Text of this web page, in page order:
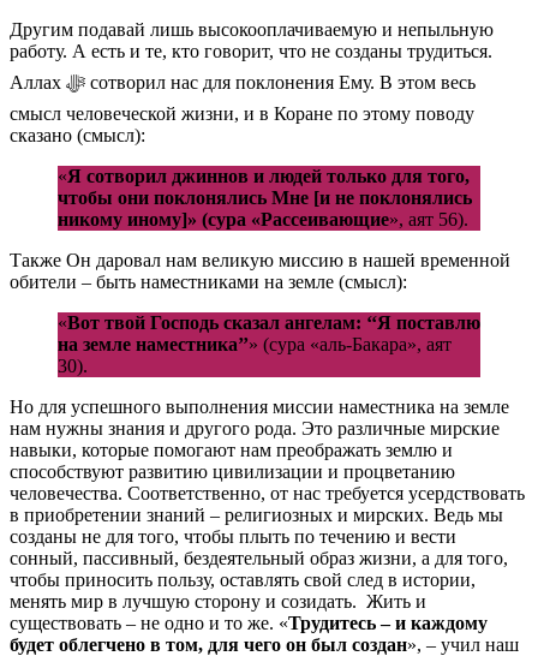
Другим подавай лишь высокооплачиваемую и непыльную
работу. А есть и те, кто говорит, что не созданы трудиться.
Аллах ﷻ сотворил нас для поклонения Ему. В этом весь
смысл человеческой жизни, и в Коране по этому поводу
сказано (смысл):
«Я сотворил джиннов и людей только для того,
чтобы они поклонялись Мне [и не поклонялись
никому иному]» (сура «Рассеивающие», аят 56).
Также Он даровал нам великую миссию в нашей временной
обители – быть наместниками на земле (смысл):
«Вот твой Господь сказал ангелам: ‘‘Я поставлю
на земле наместника’’» (сура «аль-Бакара», аят
30).
Но для успешного выполнения миссии наместника на земле
нам нужны знания и другого рода. Это различные мирские
навыки, которые помогают нам преображать землю и
способствуют развитию цивилизации и процветанию
человечества. Соответственно, от нас требуется усердствовать
в приобретении знаний – религиозных и мирских. Ведь мы
созданы не для того, чтобы плыть по течению и вести
сонный, пассивный, бездеятельный образ жизни, а для того,
чтобы приносить пользу, оставлять свой след в истории,
менять мир в лучшую сторону и созидать. Жить и
существовать – не одно и то же. «Трудитесь – и каждому
будет облегчено в том, для чего он был создан», – учил наш